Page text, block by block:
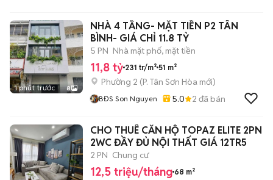
1 phút trước 8
NHÀ 4 TẦNG- MẶT TIỀN P2 TÂN
BÌNH- GIÁ CHỈ 11.8 TỶ
5 PN Nhà mặt phố, mặt tiền
11,8 tỷ 231 tr/m² 51 m²
Phường 2 (P. Tân Sơn Hòa mới)
BĐS Son Nguyen 5.0 2 đã bán
CHO THUÊ CĂN HỘ TOPAZ ELITE 2PN
2WC ĐẦY ĐỦ NỘI THẤT GIÁ 12TR5
2 PN Chung cư
12,5 triệu/tháng 68 m²